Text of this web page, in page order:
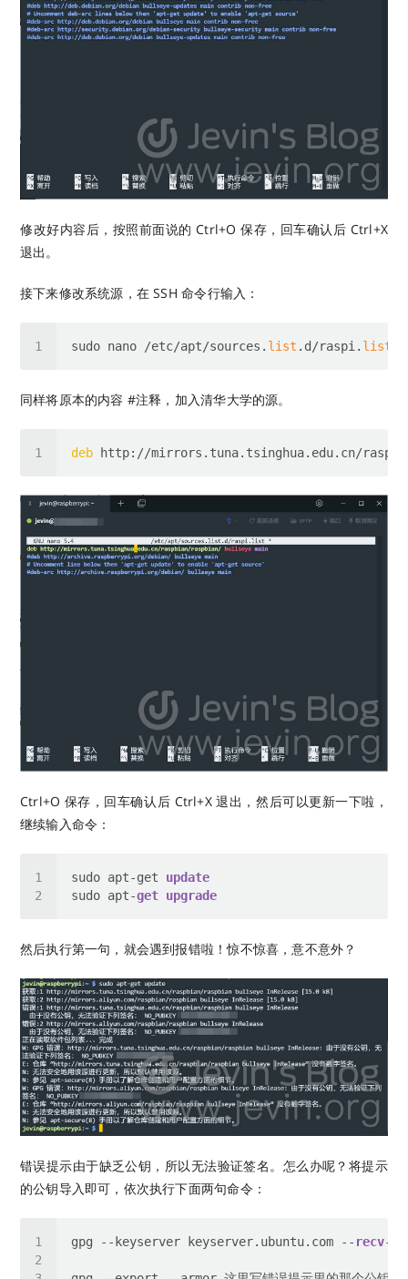
修改好内容后，按照前面说的 Ctrl+O 保存，回车确认后 Ctrl+X
退出。
接下来修改系统源，在 SSH 命令行输入：
sudo nano /etc/apt/sources. list .d/raspi. list
同样将原本的内容 #注释，加入清华大学的源。
deb
Ctrl+O 保存，回车确认后 Ctrl+X 退出，然后可以更新一下啦，
继续输入命令：
sudo apt-get update
sudo apt-get upgrade
然后执行第一句，就会遇到报错啦！惊不惊喜，意不意外？
错误提示由于缺乏公钥，所以无法验证签名。怎么办呢？将提示
的公钥导入即可，依次执行下面两句命令：
gpg --keyserver keyserver.ubuntu.com -- recv-